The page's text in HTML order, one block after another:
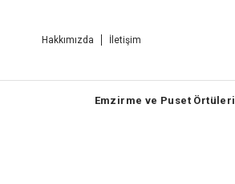
Hakkımızda İletişim
Emzirme ve Puset Örtüleri